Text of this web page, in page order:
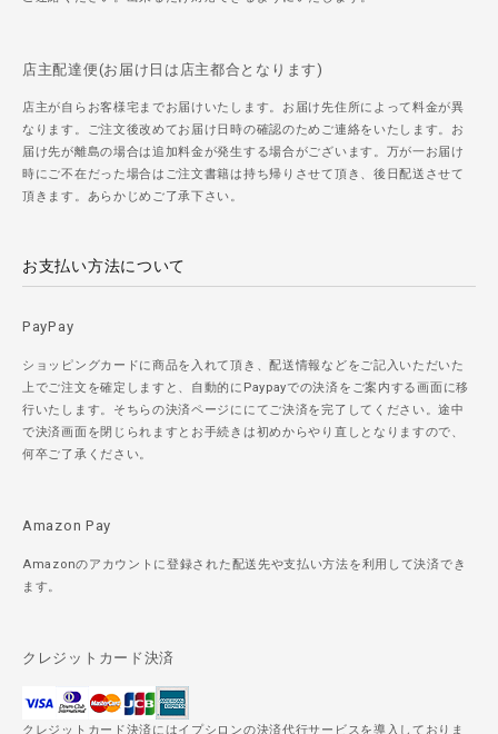
店主配達便(お届け日は店主都合となります)
店主が自らお客様宅までお届けいたします。お届け先住所によって料金が異
なります。ご注文後改めてお届け日時の確認のためご連絡をいたします。お
届け先が離島の場合は追加料金が発生する場合がございます。万が一お届け
時にご不在だった場合はご注文書籍は持ち帰りさせて頂き、後日配送させて
頂きます。あらかじめご了承下さい。
お支払い方法について
PayPay
ショッピングカードに商品を入れて頂き、配送情報などをご記入いただいた
上でご注文を確定しますと、自動的にPaypayでの決済をご案内する画面に移
行いたします。そちらの決済ページににてご決済を完了してください。途中
で決済画面を閉じられますとお手続きは初めからやり直しとなりますので、
何卒ご了承ください。
Amazon Pay
Amazonのアカウントに登録された配送先や支払い方法を利用して決済でき
ます。
クレジットカード決済
クレジットカード決済にはイプシロンの決済代行サービスを導入しておりま